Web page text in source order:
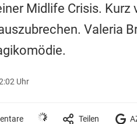
Midlife Crisis.
Valeria
Uhr
Teilen